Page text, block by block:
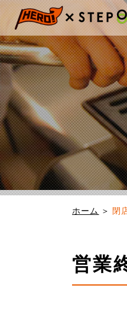
ホーム 閉
営業